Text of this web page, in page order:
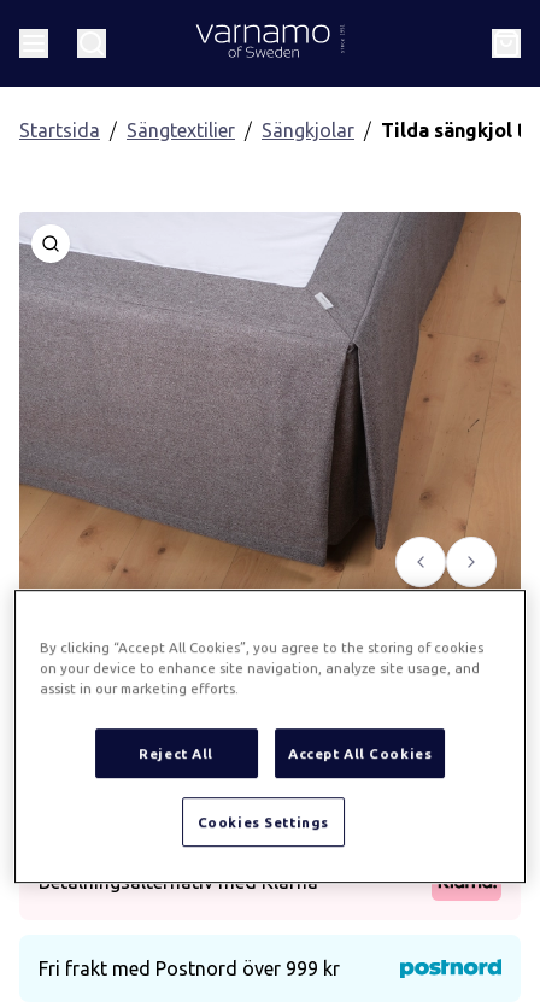
Header.homePage
Startsida Sängtextilier Sängkjolar Tilda sängkjol
Öppna
Föregående
Nästa
Tilda sängkjol till motorsäng
105x200x52 - grå
Sängkjol i polyester, till motorsäng
Betalningsalternativ med Klarna
Fri frakt med Postnord över 999 kr
By clicking “Accept All Cookies”, you agree to the storing of cookies
on your device to enhance site navigation, analyze site usage, and
assist in our marketing efforts.
Reject All Accept All Cookies
Cookies Settings